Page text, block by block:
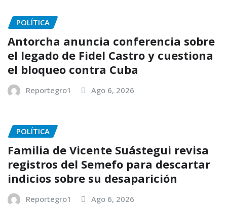
POLÍTICA
Antorcha anuncia conferencia sobre
el legado de Fidel Castro y cuestiona
el bloqueo contra Cuba
Reportegro1 Ago 6, 2026
POLÍTICA
Familia de Vicente Suástegui revisa
registros del Semefo para descartar
indicios sobre su desaparición
Reportegro1 Ago 6, 2026